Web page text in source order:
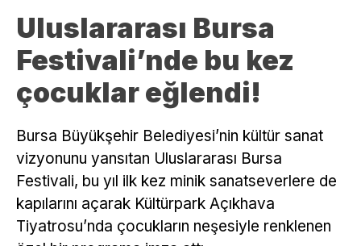
Uluslararası Bursa
Festivali’nde bu kez
çocuklar eğlendi!
Bursa Büyükşehir Belediyesi’nin kültür sanat
vizyonunu yansıtan Uluslararası Bursa
Festivali, bu yıl ilk kez minik sanatseverlere de
kapılarını açarak Kültürpark Açıkhava
Tiyatrosu’nda çocukların neşesiyle renklenen